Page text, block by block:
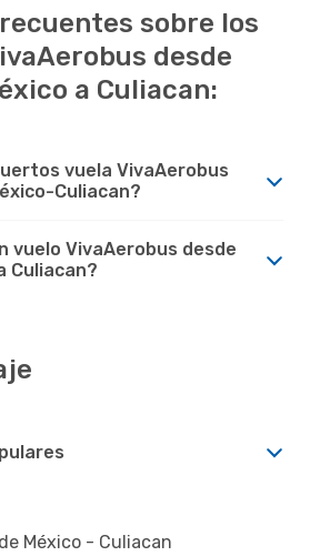
sobre los
desde
a Culiacan:
vuela VivaAerobus
Culiacan?
vuelo VivaAerobus desde
Culiacan?
México - Culiacan